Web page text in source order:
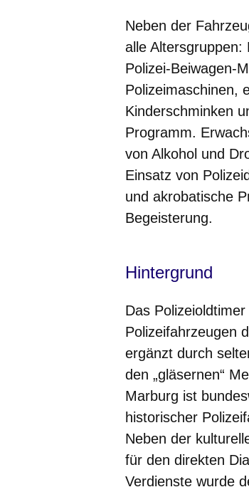
Neben der
alle
Polizei-Beiwagen-
Polizeimaschinen,
Kinderschminken
Programm.
von Alkohol und
Einsatz von
und akrobatische
Begeisterung.
Hintergrund
Das
Polizeifahrzeugen
ergänzt durch
den „gläsernen“
Marburg ist
historischer
Neben der
für den direkten
Verdienste wurde